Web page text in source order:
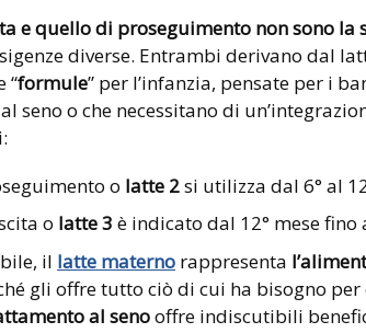
e quello di proseguimento non sono la
diverse. Entrambi derivano dal
“formule” per l’infanzia, pensate per i
seno o che necessitano di
o latte 2si utilizza dal 6° al
o latte 3 è indicato dal 12° mese fino
il latte materno rappresenta
gli offre tutto ciò di cui ha bisogno per
al senooffre indiscutibili